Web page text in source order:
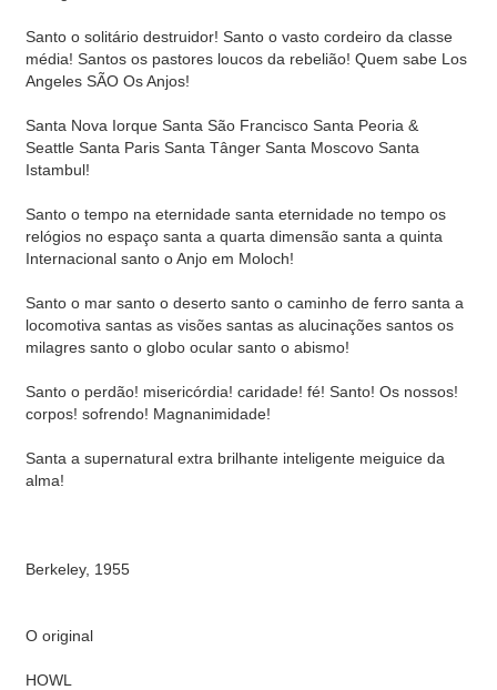
Santo o solitário destruidor! Santo o vasto cordeiro da classe
média! Santos os pastores loucos da rebelião! Quem sabe Los
Angeles SÃO Os Anjos!
Santa Nova Iorque Santa São Francisco Santa Peoria &
Seattle Santa Paris Santa Tânger Santa Moscovo Santa
Istambul!
Santo o tempo na eternidade santa eternidade no tempo os
relógios no espaço santa a quarta dimensão santa a quinta
Internacional santo o Anjo em Moloch!
Santo o mar santo o deserto santo o caminho de ferro santa a
locomotiva santas as visões santas as alucinações santos os
milagres santo o globo ocular santo o abismo!
Santo o perdão! misericórdia! caridade! fé! Santo! Os nossos!
corpos! sofrendo! Magnanimidade!
Santa a supernatural extra brilhante inteligente meiguice da
alma!
Berkeley, 1955
O original
HOWL